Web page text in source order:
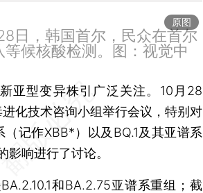
原图
日，韩国首尔，民众在首尔
候核酸检测。图：视觉中
亚型变异株引广泛关注。10月28
化技术咨询小组举行会议，特别对
记作XBB*）以及BQ.1及其亚谱系
影响进行了讨论。
和BA.2.75亚谱系重组；截